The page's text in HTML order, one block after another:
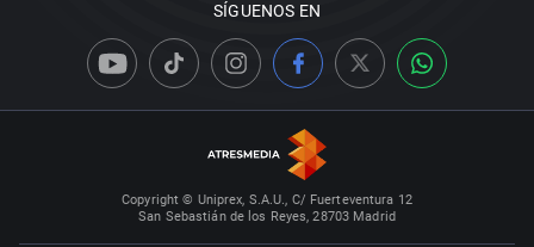
SÍGUENOS EN
Copyright © Uniprex, S.A.U., C/ Fuerteventura 12
San Sebastián de los Reyes, 28703 Madrid